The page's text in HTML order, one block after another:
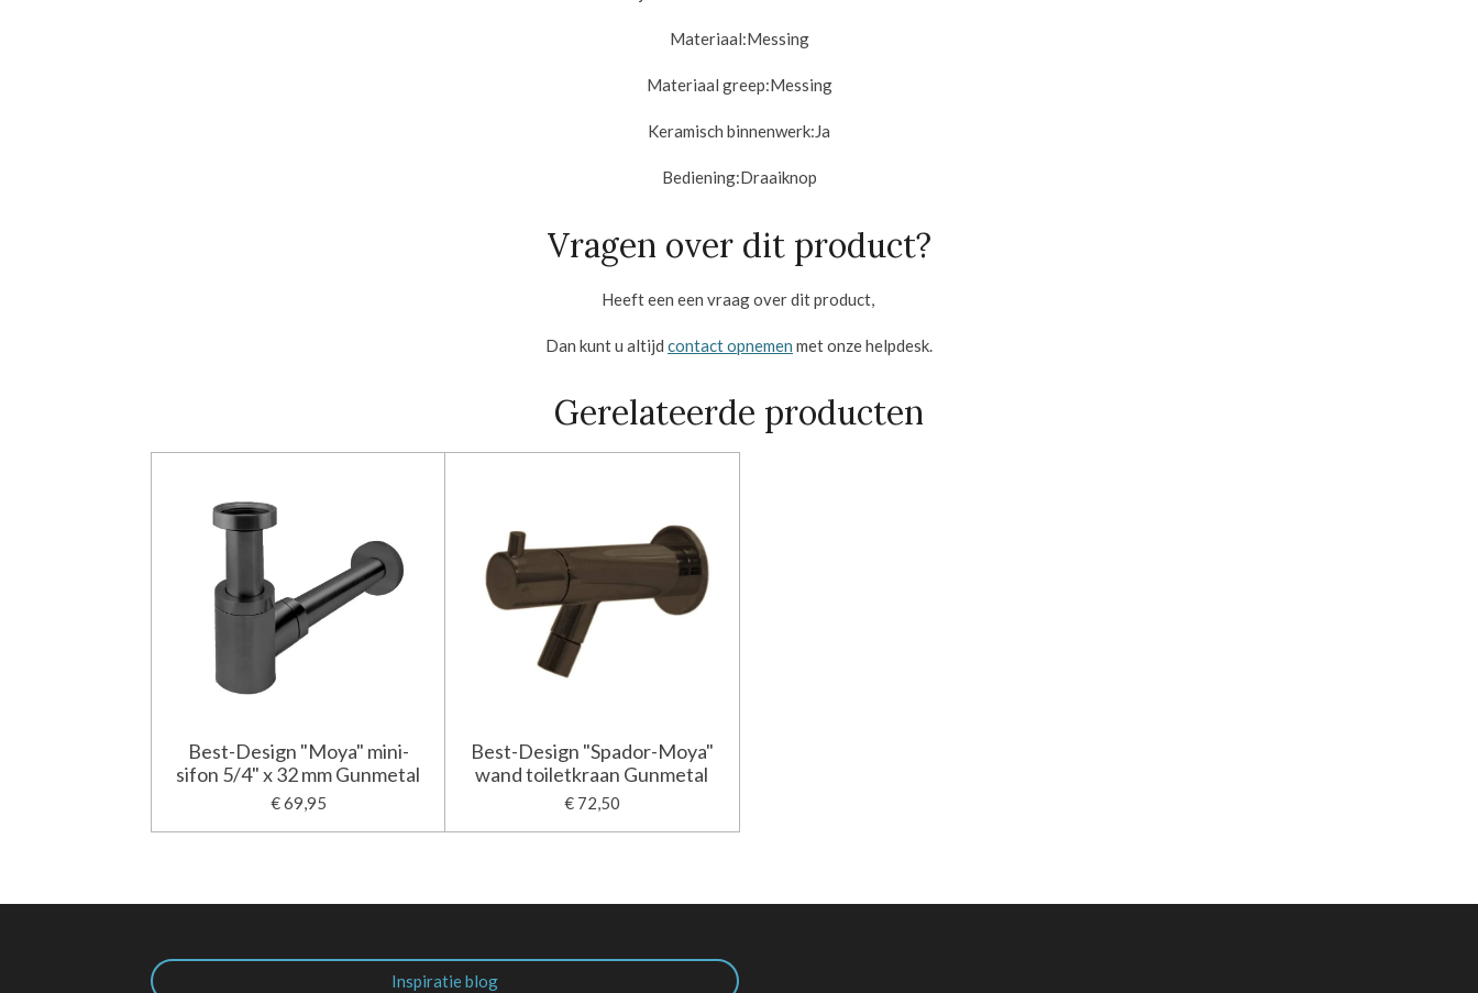
Materiaal:Messing
Materiaal greep:Messing
Keramisch binnenwerk:Ja
Bediening:Draaiknop
Vragen over dit product?
Heeft een een vraag over dit product,
Dan kunt u altijd contact opnemen met onze helpdesk.
Gerelateerde producten
Best-Design "Moya" mini-
sifon 5/4" x 32 mm Gunmetal
€ 69,95
Best-Design "Spador-Moya"
wand toiletkraan Gunmetal
€ 72,50
Inspiratie blog